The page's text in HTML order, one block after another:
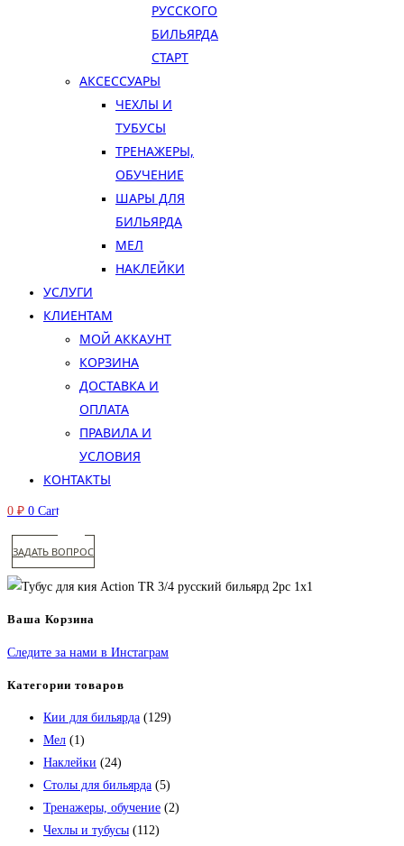
РУССКОГО
БИЛЬЯРДА
СТАРТ
АКСЕССУАРЫ
ЧЕХЛЫ И
ТУБУСЫ
ТРЕНАЖЕРЫ,
ОБУЧЕНИЕ
ШАРЫ ДЛЯ
БИЛЬЯРДА
МЕЛ
НАКЛЕЙКИ
УСЛУГИ
КЛИЕНТАМ
МОЙ АККАУНТ
КОРЗИНА
ДОСТАВКА И
ОПЛАТА
ПРАВИЛА И
УСЛОВИЯ
КОНТАКТЫ
0 ₽ 0 Cart
ЗАДАТЬ ВОПРОС
Ваша Корзина
Следите за нами в Инстаграм
Категории товаров
Кии для бильярда (129)
Мел (1)
Наклейки (24)
Столы для бильярда (5)
Тренажеры, обучение (2)
Чехлы и тубусы (112)